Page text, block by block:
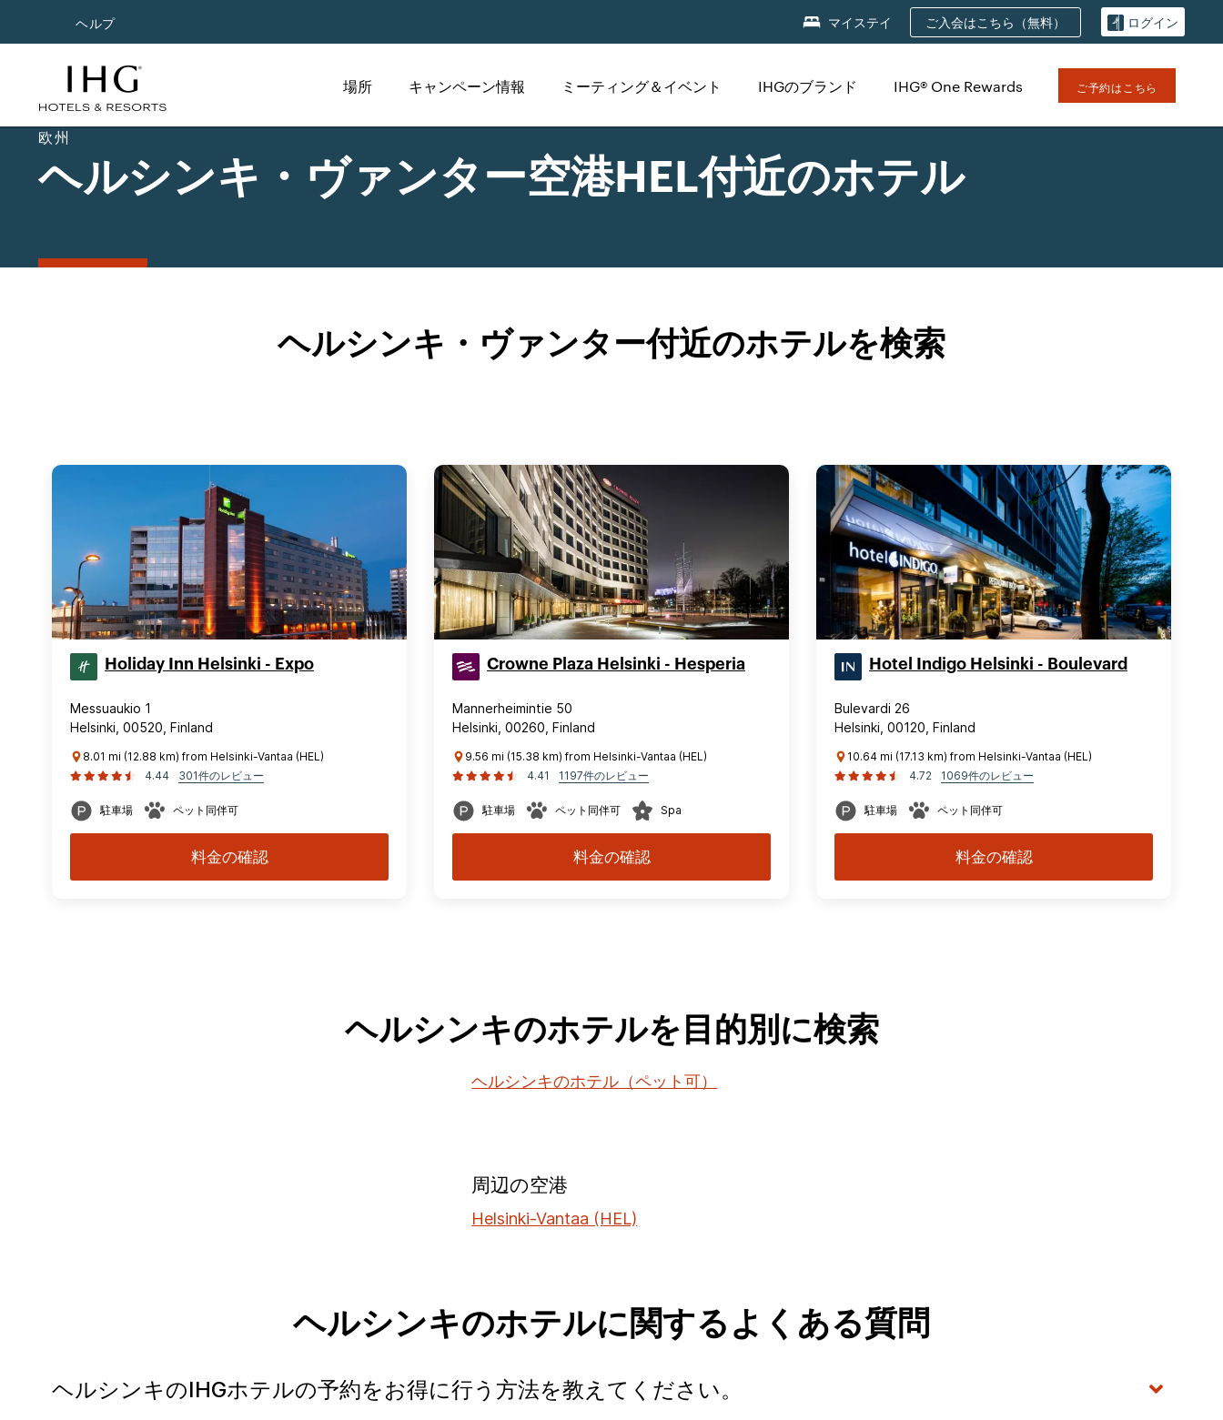
ヘルプ マイステイ ご入会はこちら（無料） ログイン
場所 キャンペーン情報 ミーティング＆イベント IHGのブランド IHG® One Rewards ご予約はこちら
欧州
ヘルシンキ・ヴァンター空港HEL付近のホテル
ヘルシンキ・ヴァンター付近のホテルを検索
Holiday Inn Helsinki - Expo
Messuaukio 1
Helsinki, 00520, Finland
8.01 mi (12.88 km) from Helsinki-Vantaa (HEL)
4.44
301件のレビュー
駐車場 ペット同伴可
料金の確認
Crowne Plaza Helsinki - Hesperia
Mannerheimintie 50
Helsinki, 00260, Finland
9.56 mi (15.38 km) from Helsinki-Vantaa (HEL)
4.41
1197件のレビュー
駐車場 ペット同伴可 Spa
料金の確認
Hotel Indigo Helsinki - Boulevard
Bulevardi 26
Helsinki, 00120, Finland
10.64 mi (17.13 km) from Helsinki-Vantaa (HEL)
4.72
1069件のレビュー
駐車場 ペット同伴可
料金の確認
ヘルシンキのホテルを目的別に検索
ヘルシンキのホテル（ペット可）
周辺の空港
Helsinki-Vantaa (HEL)
ヘルシンキのホテルに関するよくある質問
ヘルシンキのIHGホテルの予約をお得に行う方法を教えてください。